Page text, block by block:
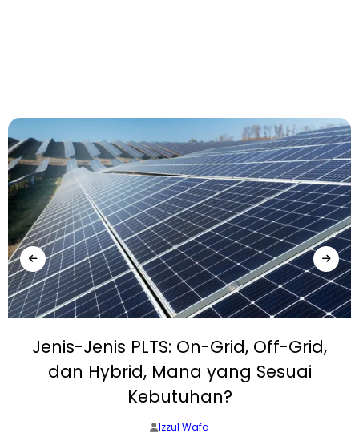
Jenis-Jenis PLTS: On-Grid, Off-Grid,
dan Hybrid, Mana yang Sesuai
Kebutuhan?
Izzul Wafa